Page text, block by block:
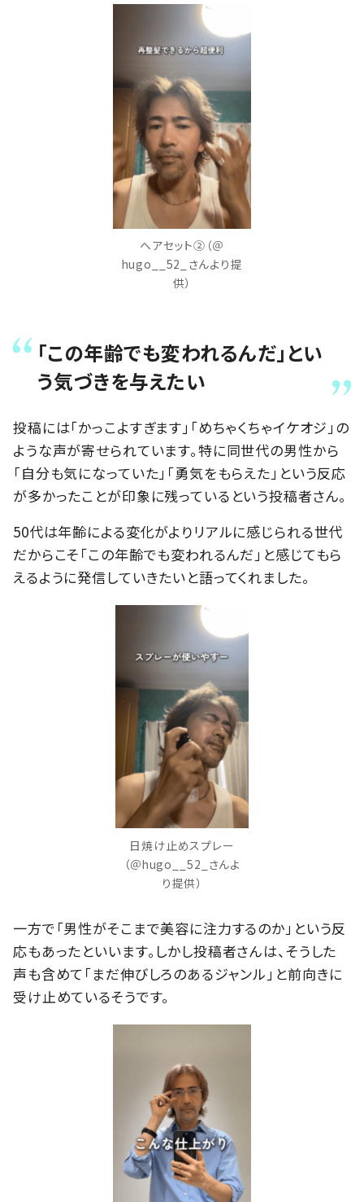
ヘアセット②（＠
hugo__52_さんより提
供）
「この年齢でも変われるんだ」とい
う気づきを与えたい
投稿には「かっこよすぎます」「めちゃくちゃイケオジ」の
ような声が寄せられています。特に同世代の男性から
「自分も気になっていた」「勇気をもらえた」という反応
が多かったことが印象に残っているという投稿者さん。
50代は年齢による変化がよりリアルに感じられる世代
だからこそ「この年齢でも変われるんだ」と感じてもら
えるように発信していきたいと語ってくれました。
日焼け止めスプレー
（＠hugo__52_さんよ
り提供）
一方で「男性がそこまで美容に注力するのか」という反
応もあったといいます。しかし投稿者さんは、そうした
声も含めて「まだ伸びしろのあるジャンル」と前向きに
受け止めているそうです。